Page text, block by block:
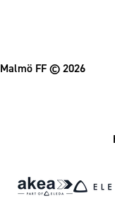
Malmö FF© 2026